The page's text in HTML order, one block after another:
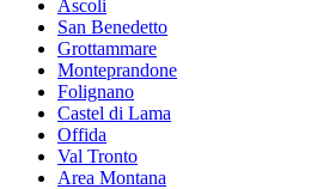
Ascoli
San Benedetto
Grottammare
Monteprandone
Folignano
Castel di Lama
Offida
Val Tronto
Area Montana